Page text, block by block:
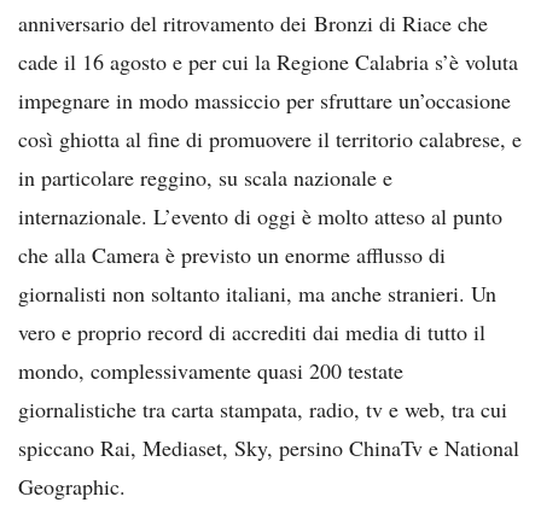
anniversario del ritrovamento dei Bronzi di Riace che
cade il 16 agosto e per cui la Regione Calabria s’è voluta
impegnare in modo massiccio per sfruttare un’occasione
così ghiotta al fine di promuovere il territorio calabrese, e
in particolare reggino, su scala nazionale e
internazionale. L’evento di oggi è molto atteso al punto
che alla Camera è previsto un enorme afflusso di
giornalisti non soltanto italiani, ma anche stranieri. Un
vero e proprio record di accrediti dai media di tutto il
mondo, complessivamente quasi 200 testate
giornalistiche tra carta stampata, radio, tv e web, tra cui
spiccano Rai, Mediaset, Sky, persino ChinaTv e National
Geographic.